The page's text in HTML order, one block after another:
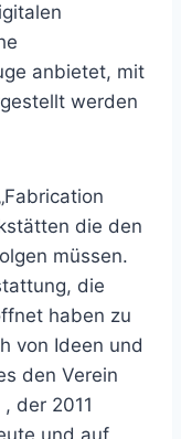
anbietet, mit
werden
die den
müssen.
die
haben zu
von Ideen und
den Verein
, der 2011
und auf